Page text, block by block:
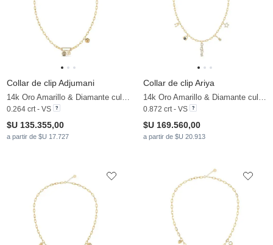
Collar de clip Adjumani
14k Oro Amarillo & Diamante cultivado en laboratorio
0.264 crt - VS
$U 135.355,00
a partir de $U 17.727
Collar de clip Ariya
14k Oro Amarillo & Diamante cultivado en laboratorio & Perla negra
0.872 crt - VS
$U 169.560,00
a partir de $U 20.913